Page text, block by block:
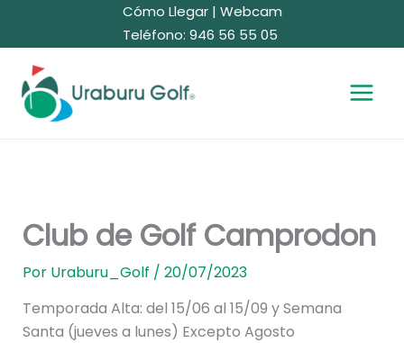
Cómo Llegar| Webcam
Teléfono: 946 56 55 05
Club de Golf Camprodon
Por Uraburu_Golf / 20/07/2023
Temporada Alta: del 15/06 al 15/09 y Semana
Santa (jueves a lunes) Excepto Agosto